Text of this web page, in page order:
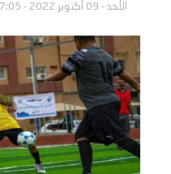
الأحد - 09 أكتوبر 2022 - 07:05 م بتوقيت عدن